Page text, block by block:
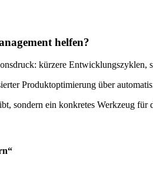
helfen?
kürzere
Produktoptimierung über
sondern ein konkretes Werkzeug für